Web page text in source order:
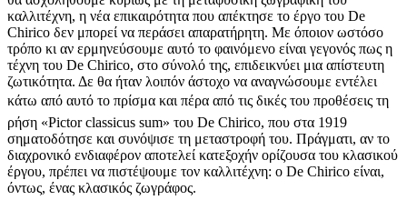
καλλιτέχνη, η νέα επικαιρότητα που απέκτησε το έργο του De
Chirico δεν μπορεί να περάσει απαρατήρητη. Με όποιον ωστόσο
τρόπο κι αν ερμηνεύσουμε αυτό το φαινόμενο είναι γεγονός πως η
τέχνη του De Chirico, στο σύνολό της, επιδεικνύει μια απίστευτη
ζωτικότητα. Δε θα ήταν λοιπόν άστοχο να αναγνώσουμε εντέλει
κάτω από αυτό το πρίσμα και πέρα από τις δικές του προθέσεις τη
ρήση «Pictor classicus sum» του De Chirico, που στα 1919
σηματοδότησε και συνόψισε τη μεταστροφή του. Πράγματι, αν το
διαχρονικό ενδιαφέρον αποτελεί κατεξοχήν ορίζουσα του κλασικού
έργου, πρέπει να πιστέψουμε τον καλλιτέχνη: ο De Chirico είναι,
όντως, ένας κλασικός ζωγράφος.